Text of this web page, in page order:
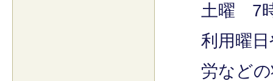
土曜 7
利用曜
労など